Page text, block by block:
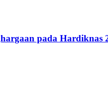
pada Hardiknas